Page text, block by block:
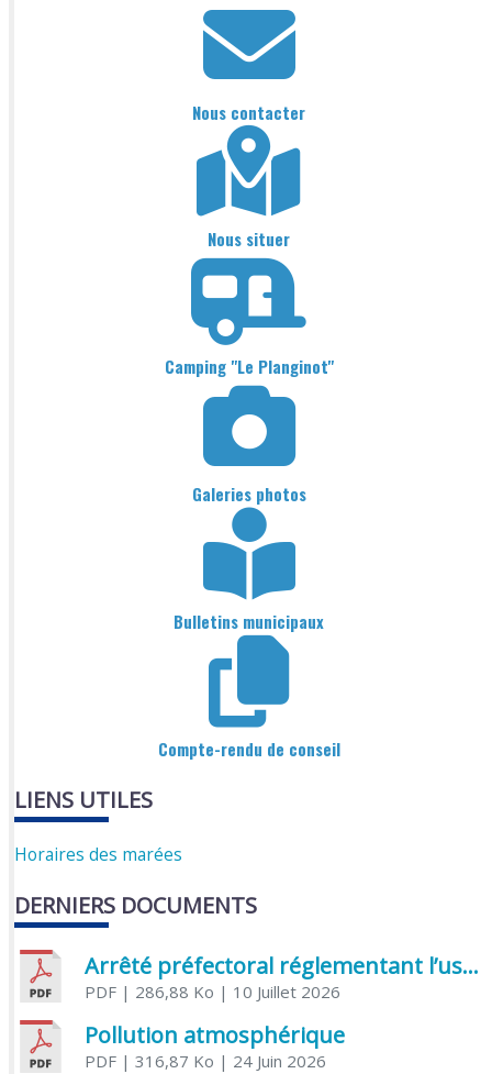
Nous contacter
Nous situer
Camping "Le Planginot"
Galeries photos
Bulletins municipaux
Compte-rendu de conseil
LIENS UTILES
Horaires des marées
DERNIERS DOCUMENTS
Arrêté préfectoral réglementant l’usage de l’eau
PDF| 286,88 Ko | 10 Juillet 2026
Pollution atmosphérique
PDF| 316,87 Ko | 24 Juin 2026